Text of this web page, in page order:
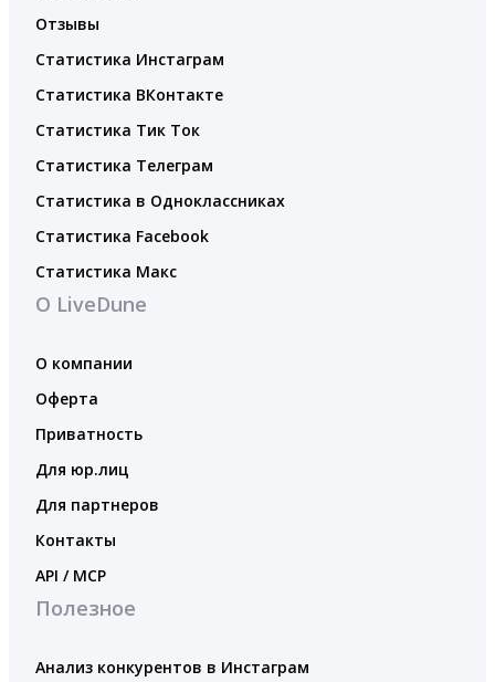
Отзывы
Статистика Инстаграм
Статистика ВКонтакте
Статистика Тик Ток
Статистика Телеграм
Статистика в Одноклассниках
Статистика Facebook
Статистика Макс
О LiveDune
О компании
Оферта
Приватность
Для юр.лиц
Для партнеров
Контакты
API / MCP
Полезное
Анализ конкурентов в Инстаграм